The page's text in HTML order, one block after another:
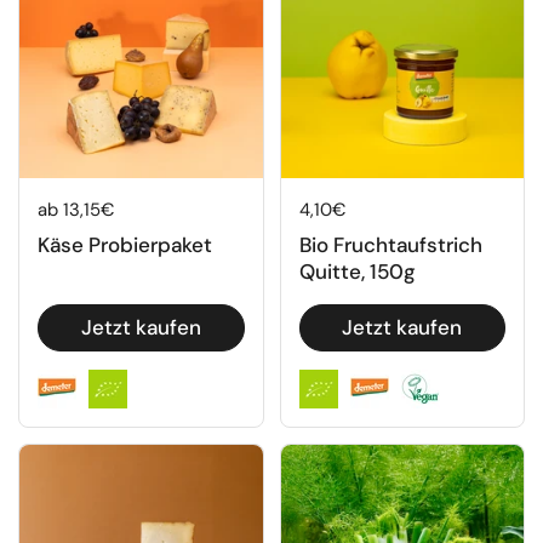
Regulärer Preis
ab 13,15€
Käse Probierpaket
Jetzt kaufen
Regulärer Preis
4,10€
Bio Fruchtaufstrich
Quitte, 150g
Jetzt kaufen